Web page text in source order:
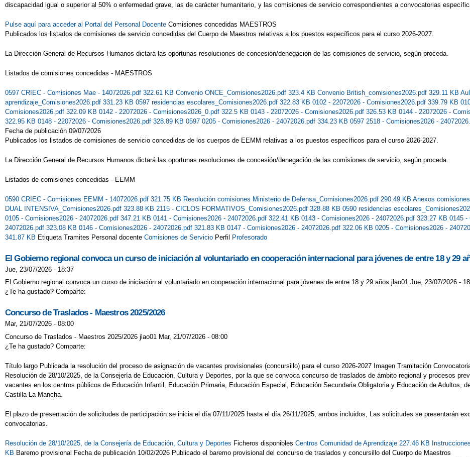
discapacidad igual o superior al 50% o enfermedad grave, las de carácter humanitario, y las comisiones de servicio correspondientes a convocatorias
Pulse aquí para acceder al Portal del Personal Docente Comisiones concedidas MAESTROS
Publicados los listados de comisiones de servicio concedidas del Cuerpo de Maestros relativas a los puestos específicos para el curso 2026-2027.
La Dirección General de Recursos Humanos dictará las oportunas resoluciones de concesión/denegación de las comisiones de servicio, según proceda.
Listados de comisiones concedidas - MAESTROS
0597 CRIEC - Comisiones Mae - 14072026.pdf 322.61 KB Convenio ONCE_Comisiones2026.pdf 323.4 KB Convenio British_comisiones2026.pdf 329.11 KB
aprendizaje_Comisiones2026.pdf 331.23 KB 0597 residencias escolares_Comisiones2026.pdf 322.83 KB 0102 - 22072026 - Comisiones2026.pdf 339.79 KB
Comisiones2026.pdf 322.09 KB 0142 - 22072026 - Comisiones2026_0.pdf 322.5 KB 0143 - 22072026 - Comisiones2026.pdf 326.53 KB 0144 - 22072026 -
322.95 KB 0148 - 22072026 - Comisiones2026.pdf 328.89 KB 0597 0205 - Comisiones2026 - 24072026.pdf 334.23 KB 0597 2518 - Comisiones2026 -
Fecha de publicación 09/07/2026
Publicados los listados de comisiones de servicio concedidas de los cuerpos de EEMM relativas a los puestos específicos para el curso 2026-2027.
La Dirección General de Recursos Humanos dictará las oportunas resoluciones de concesión/denegación de las comisiones de servicio, según proceda.
Listados de comisiones concedidas - EEMM
0590 CRIEC - Comisiones EEMM - 14072026.pdf 321.75 KB Resolución comisiones Ministerio de Defensa_Comisiones2026.pdf 290.49 KB Anexos
DUAL INTENSIVA_Comisiones2026.pdf 323.88 KB 2115 - CICLOS FORMATIVOS_Comisiones2026.pdf 328.88 KB 0590 residencias
0105 - Comisiones2026 - 24072026.pdf 347.21 KB 0141 - Comisiones2026 - 24072026.pdf 322.41 KB 0143 - Comisiones2026 - 24072026.pdf 323.27 KB 0145 -
24072026.pdf 323.08 KB 0146 - Comisiones2026 - 24072026.pdf 321.83 KB 0147 - Comisiones2026 - 24072026.pdf 322.06 KB 0205 - Comisiones2026 -
341.87 KB Etiqueta Tramites Personal docente Comisiones de Servicio Perfil Profesorado
El Gobierno regional convoca un curso de iniciación al voluntariado en cooperación internacional para jóvenes de entre 18 y 29
Jue, 23/07/2026 - 18:37
El Gobierno regional convoca un curso de iniciación al voluntariado en cooperación internacional para jóvenes de entre 18 y 29 años jlao01 Jue, 23/07/2026 -
¿Te ha gustado? Comparte:
Concurso de Traslados - Maestros 2025/2026
Mar, 21/07/2026 - 08:00
Concurso de Traslados - Maestros 2025/2026 jlao01 Mar, 21/07/2026 - 08:00
¿Te ha gustado? Comparte:
Título largo Publicada la resolución del proceso de asignación de vacantes provisionales (concursillo) para el curso 2026-2027 Imagen Tramitación
Resolución de 28/10/2025, de la Consejería de Educación, Cultura y Deportes, por la que se convoca concurso de traslados de ámbito regional y procesos
vacantes en los centros públicos de Educación Infantil, Educación Primaria, Educación Especial, Educación Secundaria Obligatoria y Educación de Adultos,
Castilla-La Mancha.
El plazo de presentación de solicitudes de participación se inicia el día 07/11/2025 hasta el día 26/11/2025, ambos incluidos, Las solicitudes se presentarán
convocatorias.
Resolución de 28/10/2025, de la Consejería de Educación, Cultura y Deportes Ficheros disponibles Centros Comunidad de Aprendizaje 227.46 KB
KB Baremo provisional Fecha de publicación 10/02/2026 Publicado el baremo provisional del concurso de traslados y concursillo del Cuerpo de Maestros